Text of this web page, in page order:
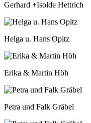
Gerhard +Isolde Hettrich
Helga u. Hans Opitz
Erika & Martin Höh
Petra und Falk Gräbel